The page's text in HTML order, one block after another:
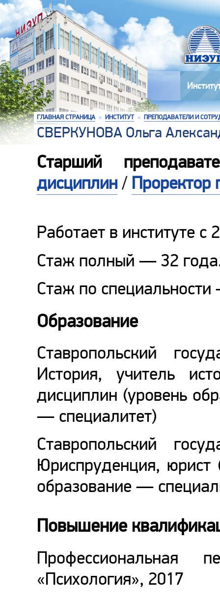
ГЛАВНАЯ СТРАНИЦА » ИНСТИТУТ » ПРЕПОДАВАТЕЛИ И
СВЕРКУНОВА Ольга
Старший
дисциплин / Проректор
Работает в институте с
Стаж полный — 32
Стаж по
Образование
Ставропольский
История, учитель
дисциплин (уровень
— специалитет)
Ставропольский
Юриспруденция,
образование —
Повышение
Профессиональная
«Психология», 2017